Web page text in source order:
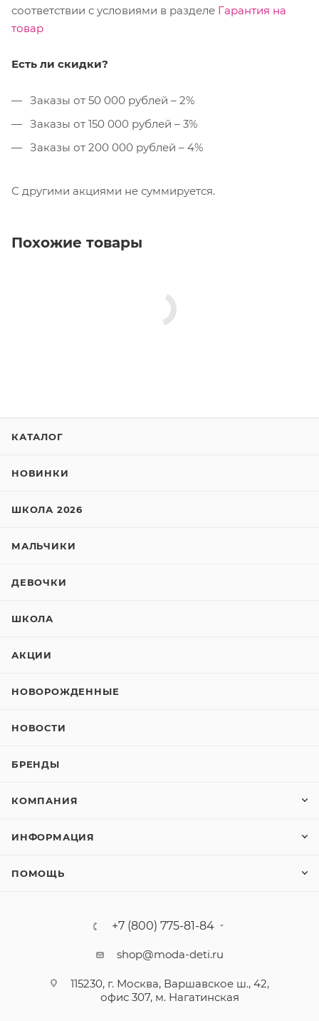
соответствии с условиями в разделе Гарантия на
товар
Есть ли скидки?
Заказы от 50 000 рублей – 2%
Заказы от 150 000 рублей – 3%
Заказы от 200 000 рублей – 4%
С другими акциями не суммируется.
Похожие товары
КАТАЛОГ
НОВИНКИ
ШКОЛА 2026
МАЛЬЧИКИ
ДЕВОЧКИ
ШКОЛА
АКЦИИ
НОВОРОЖДЕННЫЕ
НОВОСТИ
БРЕНДЫ
КОМПАНИЯ
ИНФОРМАЦИЯ
ПОМОЩЬ
+7 (800) 775-81-84
shop@moda-deti.ru
115230, г. Москва, Варшавское ш., 42,
офис 307, м. Нагатинская